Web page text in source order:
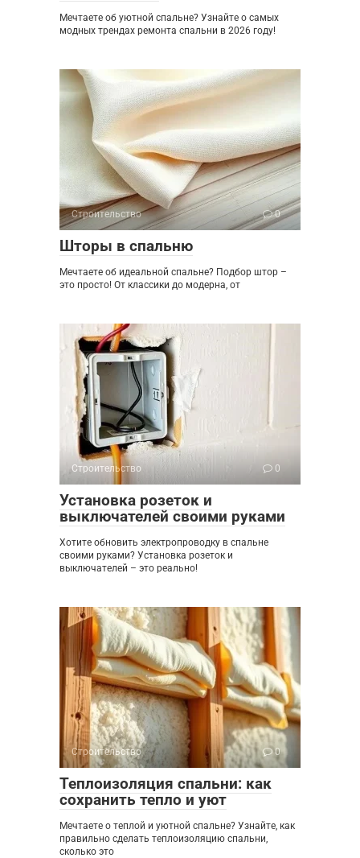
Мечтаете об уютной спальне? Узнайте о самых
модных трендах ремонта спальни в 2026 году!
Строительство 0
Шторы в спальню
Мечтаете об идеальной спальне? Подбор штор –
это просто! От классики до модерна, от
Строительство 0
Установка розеток и
выключателей своими руками
Хотите обновить электропроводку в спальне
своими руками? Установка розеток и
выключателей – это реально!
Строительство 0
Теплоизоляция спальни: как
сохранить тепло и уют
Мечтаете о теплой и уютной спальне? Узнайте, как
правильно сделать теплоизоляцию спальни,
сколько это